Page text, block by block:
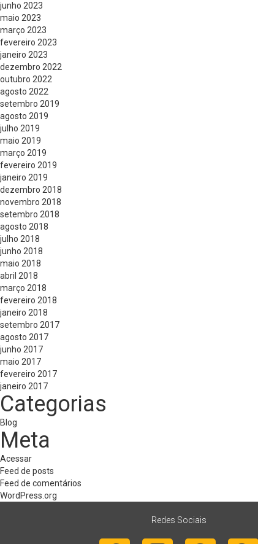
junho 2023
maio 2023
março 2023
fevereiro 2023
janeiro 2023
dezembro 2022
outubro 2022
agosto 2022
setembro 2019
agosto 2019
julho 2019
maio 2019
março 2019
fevereiro 2019
janeiro 2019
dezembro 2018
novembro 2018
setembro 2018
agosto 2018
julho 2018
junho 2018
maio 2018
abril 2018
março 2018
fevereiro 2018
janeiro 2018
setembro 2017
agosto 2017
junho 2017
maio 2017
fevereiro 2017
janeiro 2017
Categorias
Blog
Meta
Acessar
Feed de posts
Feed de comentários
WordPress.org
Redes Sociais